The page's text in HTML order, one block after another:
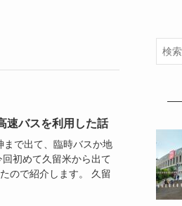
速バスを利用した話
まで出て、臨時バスか地
初めて久留米から出て
ので紹介します。 久留